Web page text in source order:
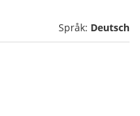
Språk: Deutsch